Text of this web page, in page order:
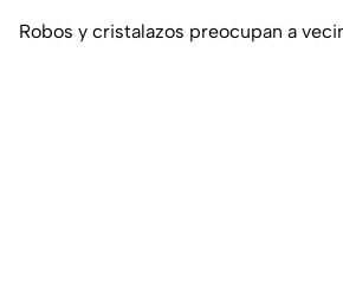
Robos y cristalazos preocupan a